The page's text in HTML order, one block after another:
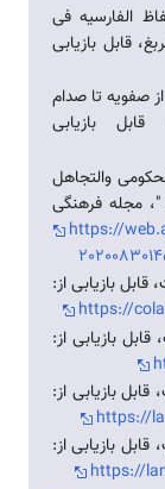
2014). الألفاظ الفارسیه فی
قابل بازیابی
از صفویه تا صدام
انجمن، قابل بازیابی
والتجاهل
"، مجله فرهنگی
https://
قابل بازیابی از:
https://
قابل بازیابی از:
قابل بازیابی از:
https://
از:
https://